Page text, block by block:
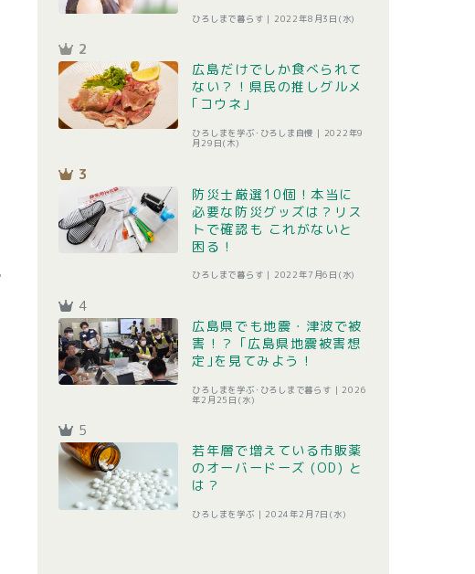
ひろしまで暮らす | 2022年8月3日(水)
2
広島だけでしか食べられて
ない？！県民の推しグルメ
｢コウネ｣
ひろしまを学ぶ･ひろしま自慢 | 2022年9
月29日(木)
3
防災士厳選10個！本当に
必要な防災グッズは？リス
トで確認も これがないと
困る！
ひろしまで暮らす | 2022年7月6日(水)
4
広島県でも地震・津波で被
害！？ ｢広島県地震被害想
定｣を見てみよう！
ひろしまを学ぶ･ひろしまで暮らす | 2026
年2月25日(水)
5
若年層で増えている市販薬
のオーバードーズ (OD) と
は？
ひろしまを学ぶ | 2024年2月7日(水)